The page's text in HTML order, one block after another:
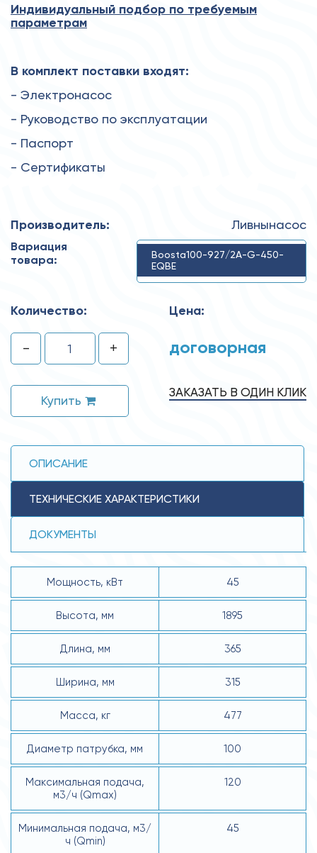
Индивидуальный подбор по требуемым
параметрам
В комплект поставки входят:
- Электронасос
- Руководство по эксплуатации
- Паспорт
- Сертификаты
Производитель: Ливнынасос
Вариация
товара:
Boosta100-927/2A-G-450-
EQBE
Количество:
- +
Купить
Цена:
договорная
ЗАКАЗАТЬ В ОДИН КЛИК
ОПИСАНИЕ
ТЕХНИЧЕСКИЕ ХАРАКТЕРИСТИКИ
ДОКУМЕНТЫ
Мощность, кВт 45
Высота, мм 1895
Длина, мм 365
Ширина, мм 315
Масса, кг 477
Диаметр патрубка, мм 100
Макcимальная подача,
м3/ч (Qmax)
120
Минимальная подача, м3/
ч (Qmin)
45